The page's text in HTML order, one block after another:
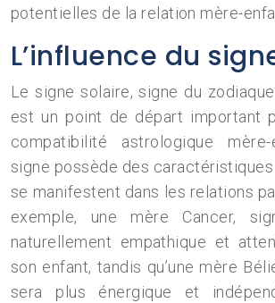
potentielles de la relation mère-
L’influence du
Le signe solaire, signe du
est un point de départ important
compatibilité astrologique mère-
signe possède des
se manifestent dans les relations
exemple, une mère Cancer,
naturellement empathique et
son enfant, tandis qu’une mère
sera plus énergique et